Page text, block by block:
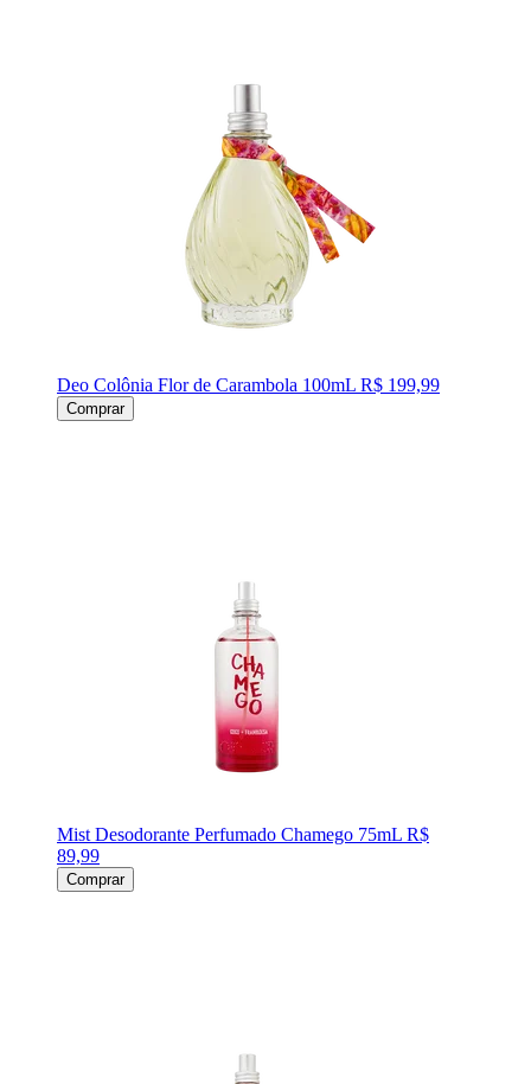
Deo Colônia Flor de Carambola 100mL R$ 199,99
Comprar
Mist Desodorante Perfumado Chamego 75mL R$
89,99
Comprar